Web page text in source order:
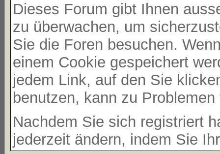
Dieses Forum gibt Ihnen
zu überwachen, um
Sie die Foren besuchen.
einem Cookie gespeichert
jedem Link, auf den Sie
benutzen, kann zu
Nachdem Sie sich registriert
jederzeit ändern, indem Sie